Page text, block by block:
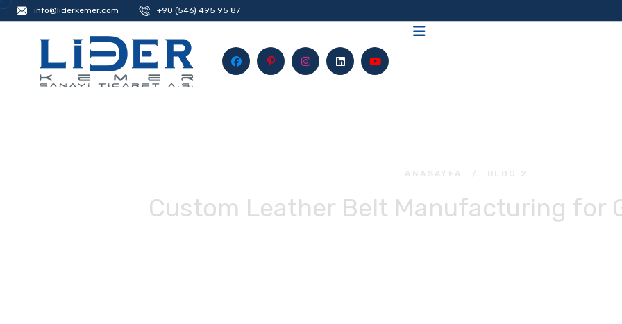
info@liderkemer.com +90 (546) 495 95 87
ANASAYFA / BLOG 2
Custom Leather Belt Manufacturing for